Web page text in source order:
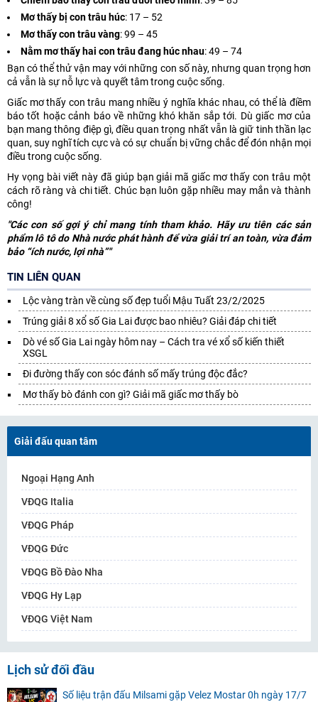
Mơ thấy bị con trâu húc: 17 – 52
Mơ thấy con trâu vàng: 99 – 45
Nằm mơ thấy hai con trâu đang húc nhau: 49 – 74
Bạn có thể thử vận may với những con số này, nhưng quan trọng hơn
cả vẫn là sự nỗ lực và quyết tâm trong cuộc sống.
Giấc mơ thấy con trâu mang nhiều ý nghĩa khác nhau, có thể là điềm
báo tốt hoặc cảnh báo về những khó khăn sắp tới. Dù giấc mơ của
bạn mang thông điệp gì, điều quan trọng nhất vẫn là giữ tinh thần lạc
quan, suy nghĩ tích cực và có sự chuẩn bị vững chắc để đón nhận mọi
điều trong cuộc sống.
Hy vọng bài viết này đã giúp bạn giải mã giấc mơ thấy con trâu một
cách rõ ràng và chi tiết. Chúc bạn luôn gặp nhiều may mắn và thành
công!
"Các con số gợi ý chỉ mang tính tham khảo. Hãy ưu tiên các sản
phẩm lô tô do Nhà nước phát hành để vừa giải trí an toàn, vừa đảm
bảo “ích nước, lợi nhà”"
TIN LIÊN QUAN
Lộc vàng tràn về cùng số đẹp tuổi Mậu Tuất 23/2/2025
Trúng giải 8 xổ số Gia Lai được bao nhiêu? Giải đáp chi tiết
Dò vé số Gia Lai ngày hôm nay – Cách tra vé xổ số kiến thiết
XSGL
Đi đường thấy con sóc đánh số mấy trúng độc đắc?
Mơ thấy bò đánh con gì? Giải mã giấc mơ thấy bò
Giải đấu quan tâm
Ngoại Hạng Anh
VĐQG Italia
VĐQG Pháp
VĐQG Đức
VĐQG Bồ Đào Nha
VĐQG Hy Lạp
VĐQG Việt Nam
Lịch sử đối đầu
Số liệu trận đấu Milsami gặp Velez Mostar 0h ngày 17/7